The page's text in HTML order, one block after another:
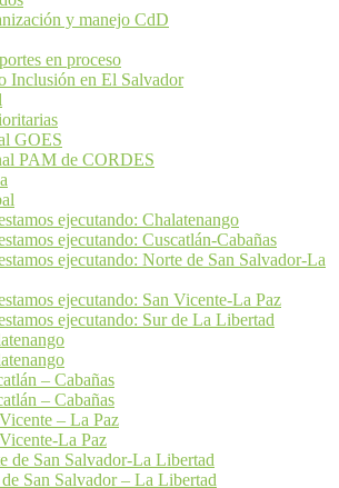
y manejo CdD
en proceso
Inclusión en El Salvador
GOES
PAM de CORDES
ejecutando: Chalatenango
ejecutando: Cuscatlán-Cabañas
ejecutando: Norte de San Salvador-La
ejecutando: San Vicente-La Paz
ejecutando: Sur de La Libertad
– Cabañas
– Cabañas
– La Paz
La Paz
de San Salvador-La Libertad
San Salvador – La Libertad